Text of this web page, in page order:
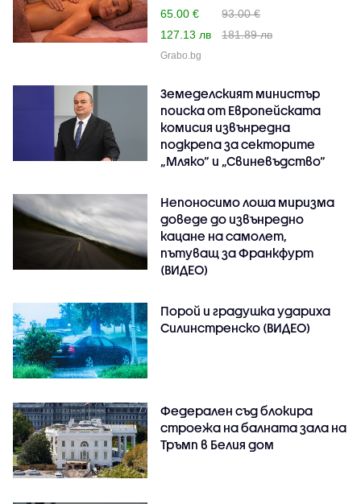
65.00 €
93.00 €
127.13 лв
181.89 лв
Grabo.bg
Земеделският министър
поиска от Европейската
комисия извънредна
подкрепа за секторите
„Мляко“ и „Свиневъдство“
Непоносимо лоша миризма
доведе до извънредно
кацане на самолет,
пътуващ за Франкфурт
(ВИДЕО)
Порой и градушка удариха
Силинстренско (ВИДЕО)
Федерален съд блокира
строежа на балната зала на
Тръмп в Белия дом